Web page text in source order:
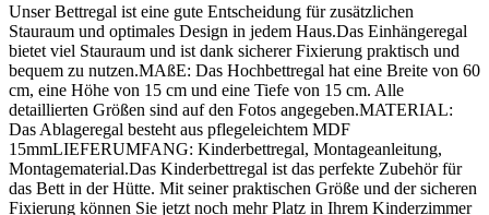
Unser Bettregal ist eine gute Entscheidung für zusätzlichen
Stauraum und optimales Design in jedem Haus.Das Einhängeregal
bietet viel Stauraum und ist dank sicherer Fixierung praktisch und
bequem zu nutzen.MAßE: Das Hochbettregal hat eine Breite von 60
cm, eine Höhe von 15 cm und eine Tiefe von 15 cm. Alle
detaillierten Größen sind auf den Fotos angegeben.MATERIAL:
Das Ablageregal besteht aus pflegeleichtem MDF
15mmLIEFERUMFANG: Kinderbettregal, Montageanleitung,
Montagematerial.Das Kinderbettregal ist das perfekte Zubehör für
das Bett in der Hütte. Mit seiner praktischen Größe und der sicheren
Fixierung können Sie jetzt noch mehr Platz in Ihrem Kinderzimmer